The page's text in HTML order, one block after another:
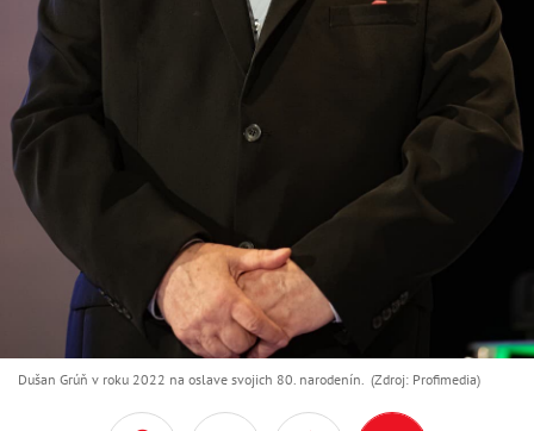
Dušan Grúň v roku 2022 na oslave svojich 80. narodenín. (Zdroj: Profimedia)